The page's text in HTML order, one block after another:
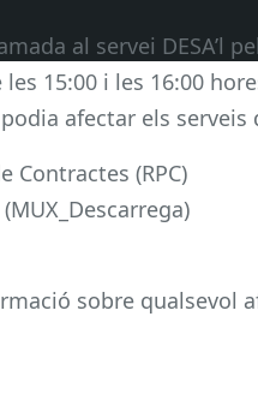
al servei DESA’l
les 15:00 i les 16:00
afectar els serveis
Contractes (RPC)
sobre qualsevol